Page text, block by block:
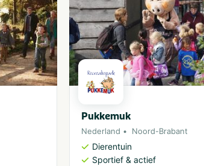
Pukkemuk
Nederland Noord-Brabant
Dierentuin
Sportief & actief